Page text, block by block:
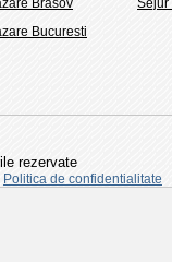
Brasov
Bucuresti
Sejur
rezervate
Politica de confidentialitate